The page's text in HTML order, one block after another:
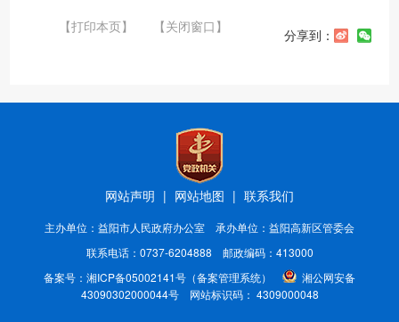
【打印本页】 【关闭窗口】 分享到：
网站声明 | 网站地图 | 联系我们
主办单位：益阳市人民政府办公室 承办单位：益阳高新区管委会
联系电话：0737-6204888 邮政编码：413000
备案号： 湘ICP备05002141号 （备案管理系统）
湘公网安备
43090302000044号网站标识码： 4309000048